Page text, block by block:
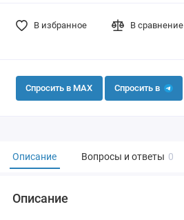
В избранное В сравнение
Спросить в MAX Спросить в
Описание Вопросы и ответы 0
Описание